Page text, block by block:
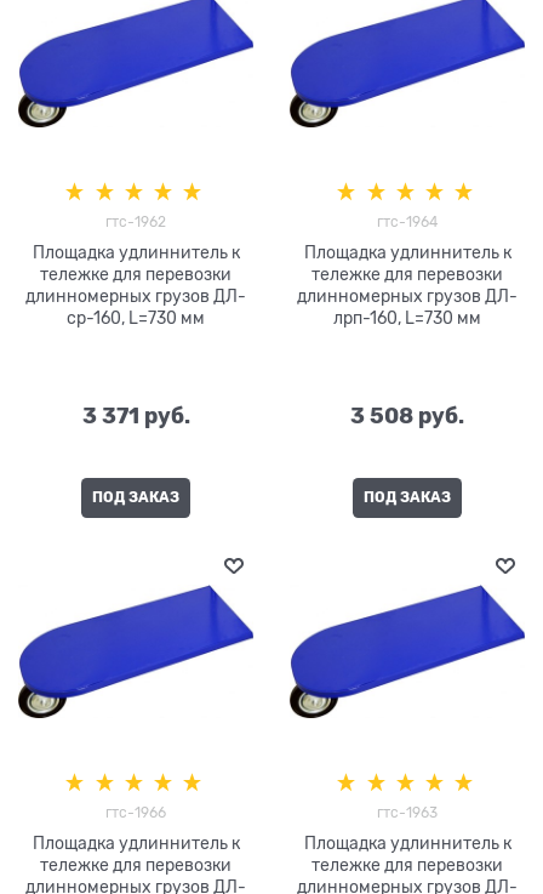
гтс-1962
Площадка удлиннитель к
тележке для перевозки
длинномерных грузов ДЛ-
ср-160, L=730 мм
3 371 руб.
ПОД ЗАКАЗ
гтс-1964
Площадка удлиннитель к
тележке для перевозки
длинномерных грузов ДЛ-
лрп-160, L=730 мм
3 508 руб.
ПОД ЗАКАЗ
гтс-1966
Площадка удлиннитель к
тележке для перевозки
длинномерных грузов ДЛ-
гтс-1963
Площадка удлиннитель к
тележке для перевозки
длинномерных грузов ДЛ-